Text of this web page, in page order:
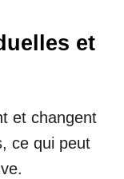
et
et changent
ce qui peut